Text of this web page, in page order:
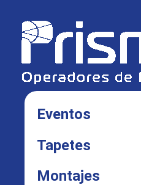
Eventos
Tapetes
Montajes